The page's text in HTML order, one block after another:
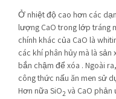
Ở nhiệt độ cao hơn các
lượng CaO trong lớp tráng
chính khác của CaO là
các khí phân hủy mà là
bắn chậm để xóa . Ngoài
công thức nấu ăn men sử
Hơn nữa SiO2 và CaO